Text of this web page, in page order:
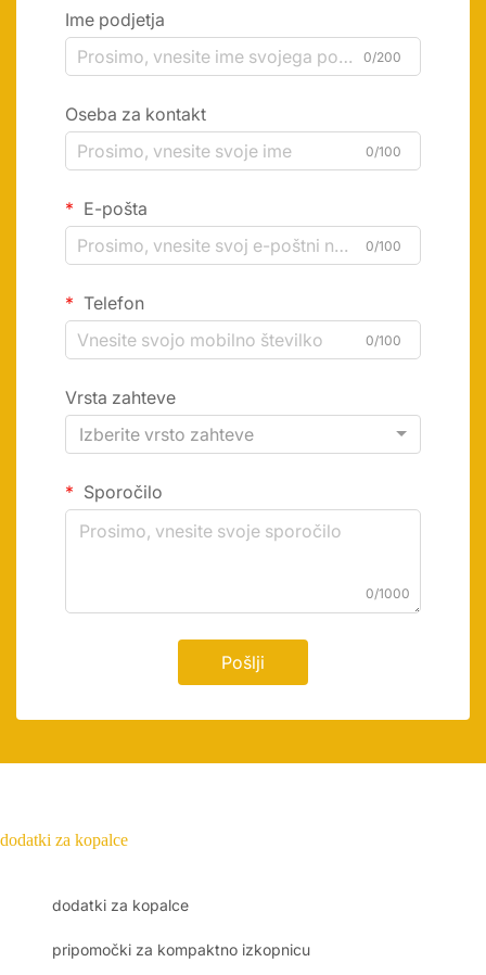
Ime podjetja
0/200
Oseba za kontakt
0/100
E-pošta
0/100
Telefon
0/100
Vrsta zahteve
Izberite vrsto zahteve
Sporočilo
0/1000
Pošlji
dodatki za kopalce
dodatki za kopalce
pripomočki za kompaktno izkopnicu